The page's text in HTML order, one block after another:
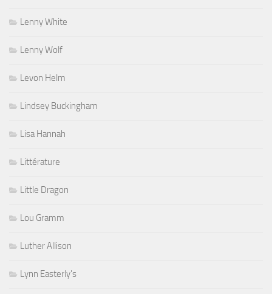
Lenny White
Lenny Wolf
Levon Helm
Lindsey Buckingham
Lisa Hannah
Littérature
Little Dragon
Lou Gramm
Luther Allison
Lynn Easterly's